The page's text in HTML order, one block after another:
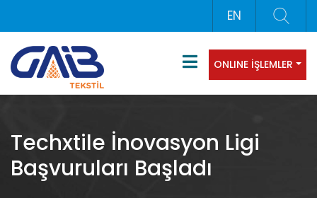
EN
ONLINE İŞLEMLER
Techxtile İnovasyon Ligi
Başvuruları Başladı